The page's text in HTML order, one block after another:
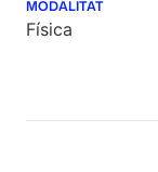
MODALITAT
Física